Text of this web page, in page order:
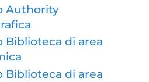
Authority
Biblioteca di area
Biblioteca di area